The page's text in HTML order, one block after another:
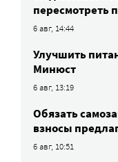
пересмотреть
6 авг, 14:44
Улучшить
Минюст
6 авг, 13:19
Обязать
взносы
6 авг, 10:51